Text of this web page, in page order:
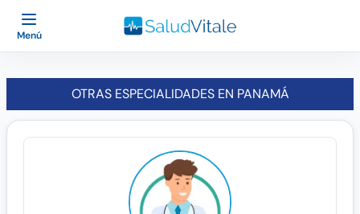
Menú
OTRAS ESPECIALIDADES EN PANAMÁ